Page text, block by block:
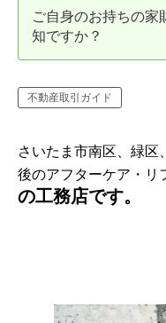
ご自身のお持ちの家
知ですか？
不動産取引ガイド
さいたま市南区、緑区
後のアフターケア・リ
の工務店です。